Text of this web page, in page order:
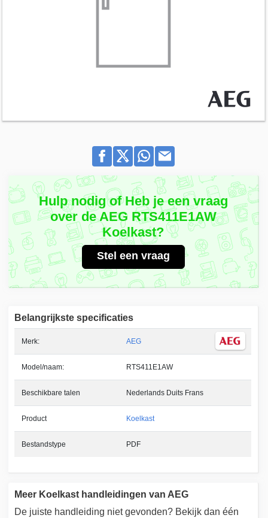
Hulp nodig of Heb je een vraag
over de AEG RTS411E1AW
Koelkast?
Stel een vraag
Belangrijkste specificaties
Merk: AEG
Model/naam: RTS411E1AW
Beschikbare talen Nederlands Duits Frans
Product Koelkast
Bestandstype PDF
Meer Koelkast handleidingen van AEG
De juiste handleiding niet gevonden? Bekijk dan één